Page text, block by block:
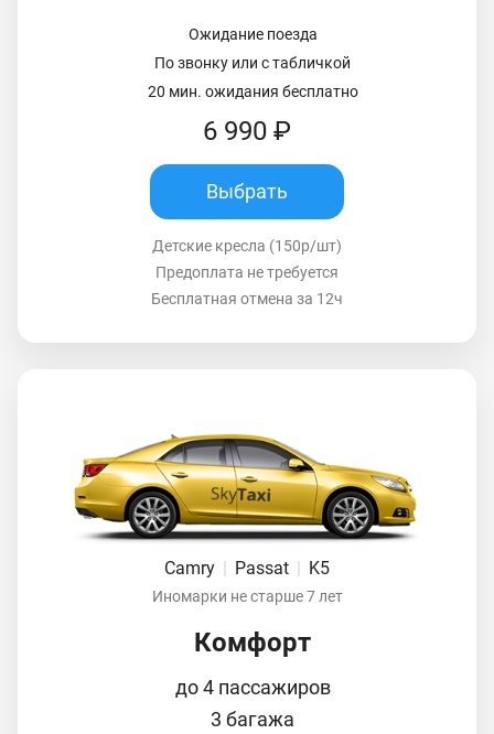
Ожидание поезда
По звонку или с табличкой
20 мин. ожидания бесплатно
6 990 ₽
Выбрать
Детские кресла (150р/шт)
Предоплата не требуется
Бесплатная отмена за 12ч
Camry Passat K5
Иномарки не старше 7 лет
Комфорт
до 4 пассажиров
3 багажа